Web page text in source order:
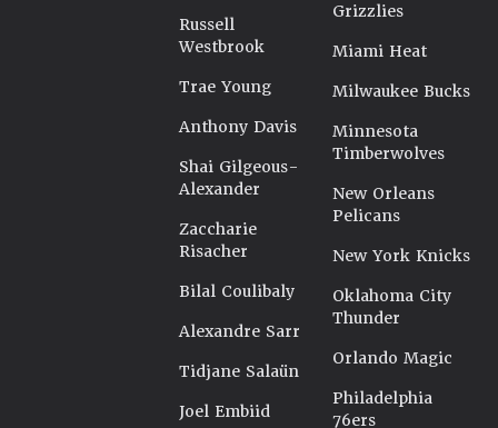
Russell
Westbrook
Trae Young
Anthony Davis
Shai Gilgeous-
Alexander
Zaccharie
Risacher
Bilal Coulibaly
Alexandre Sarr
Tidjane Salaün
Joel Embiid
Grizzlies
Miami Heat
Milwaukee Bucks
Minnesota
Timberwolves
New Orleans
Pelicans
New York Knicks
Oklahoma City
Thunder
Orlando Magic
Philadelphia
76ers